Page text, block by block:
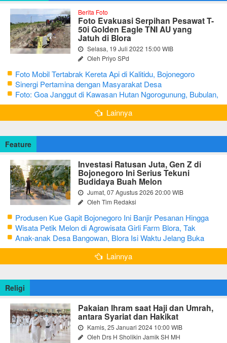
Berita Foto
Foto Evakuasi Serpihan Pesawat T-
50i Golden Eagle TNI AU yang
Jatuh di Blora
Selasa, 19 Juli 2022 15:00 WIB
Oleh Priyo SPd
Foto Mobil Tertabrak Kereta Api di Kalitidu, Bojonegoro
Sinergi Pertamina dengan Masyarakat Desa
Foto: Goa Janggut di Kawasan Hutan Ngorogunung, Bubulan,
Bojonegoro
Lainnya
Feature
Investasi Ratusan Juta, Gen Z di
Bojonegoro Ini Serius Tekuni
Budidaya Buah Melon
Jumat, 07 Agustus 2026 20:00 WIB
Oleh Tim Redaksi
Produsen Kue Gapit Bojonegoro Ini Banjir Pesanan Hingga
Puluhan Juta di Bulan Ramadan
Wisata Petik Melon di Agrowisata Girli Farm Blora, Tak
Sampai 5 Hari Sudah Ludes Terjual
Anak-anak Desa Bangowan, Blora Isi Waktu Jelang Buka
Puasa dengan Latihan Gamelan
Lainnya
Religi
Pakaian Ihram saat Haji dan Umrah,
antara Syariat dan Hakikat
Kamis, 25 Januari 2024 10:00 WIB
Oleh Drs H Sholikin Jamik SH MH